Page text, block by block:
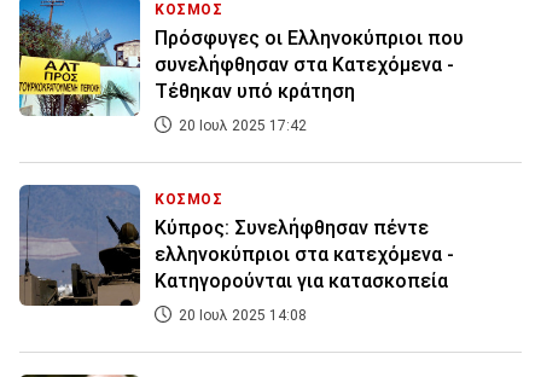
ΚΟΣΜΟΣ
Πρόσφυγες οι Ελληνοκύπριοι που
συνελήφθησαν στα Κατεχόμενα -
Τέθηκαν υπό κράτηση
20 Ιουλ 2025 17:42
ΚΟΣΜΟΣ
Κύπρος: Συνελήφθησαν πέντε
ελληνοκύπριοι στα κατεχόμενα -
Κατηγορούνται για κατασκοπεία
20 Ιουλ 2025 14:08